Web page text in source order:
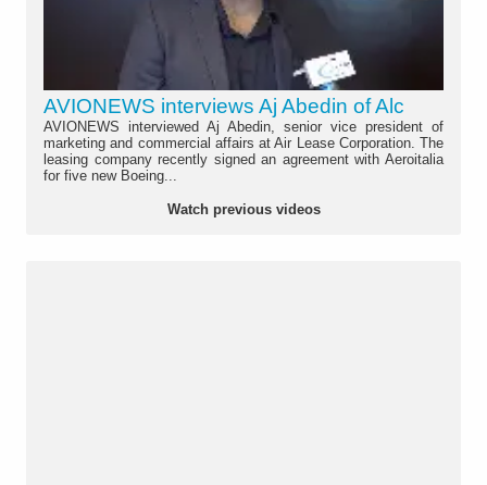
AVIONEWS interviews Aj Abedin of Alc
AVIONEWS interviewed Aj Abedin, senior vice president of
marketing and commercial affairs at Air Lease Corporation. The
leasing company recently signed an agreement with Aeroitalia
for five new Boeing...
Watch previous videos